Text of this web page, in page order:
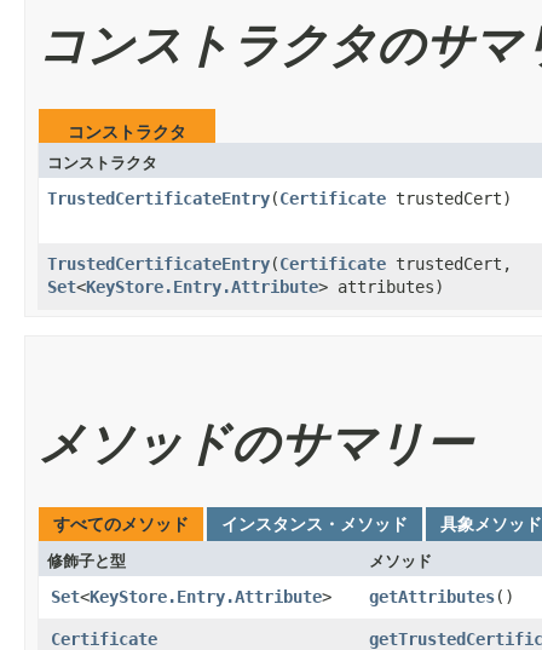
コンストラクタのサマ
コンストラクタ
コンストラクタ
TrustedCertificateEntry​(Certificate trustedCert)
TrustedCertificateEntry​(Certificate trustedCert,
Set<KeyStore.Entry.Attribute> attributes)
メソッドのサマリー
すべてのメソッド インスタンス・メソッド 具象メソッド
修飾子と型 メソッド
Set<KeyStore.Entry.Attribute> getAttributes()
Certificate